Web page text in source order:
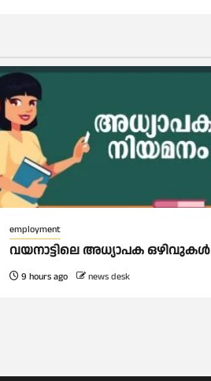
employment
വയനാട്ടിലെ അധ്യാപക ഒഴിവുകൾ
9 hours ago news desk